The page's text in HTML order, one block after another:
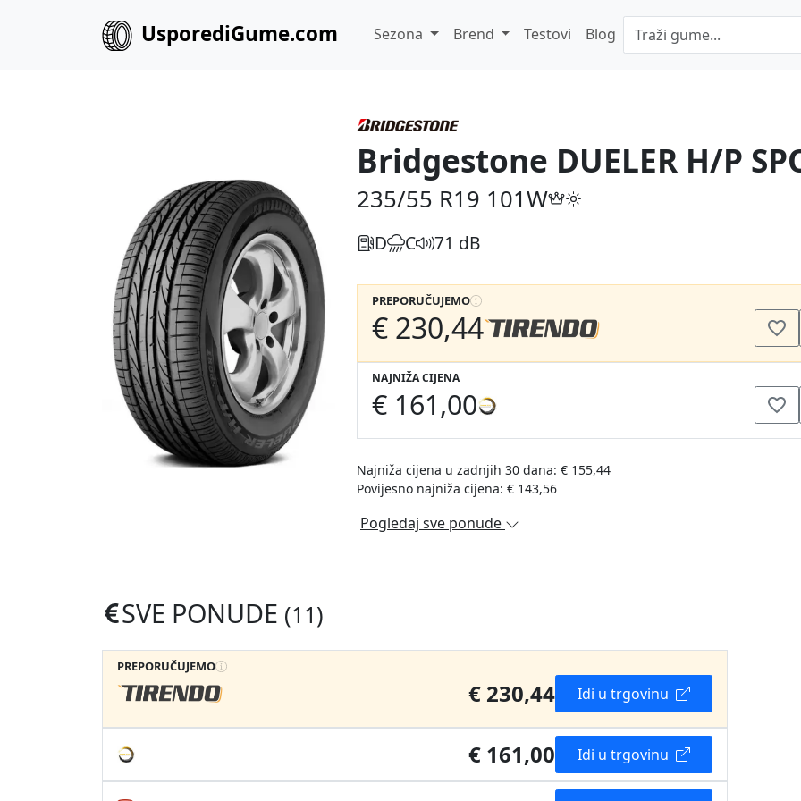
UsporediGume.com Sezona Brend Testovi Blog
Bridgestone DUELER H/P
235/55 R19 101W
D C 71 dB
PREPORUČUJEMO
€ 230,44
NAJNIŽA CIJENA
€ 161,00
Najniža cijena u zadnjih 30 dana: € 155,44
Povijesno najniža cijena: € 143,56
Pogledaj sve ponude
SVE PONUDE (11)
PREPORUČUJEMO
€ 230,44 Idi u trgovinu
€ 161,00 Idi u trgovinu